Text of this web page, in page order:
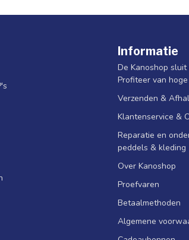
Informatie
De Kanoshop
Profiteer van
Verzenden &
Klantenservice &
Reparatie en
peddels & kleding
Over Kanoshop
Proefvaren
Betaalmethoden
Algemene